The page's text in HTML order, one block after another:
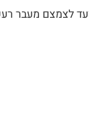
לצמצם מעבר